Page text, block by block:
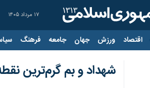
۱۷ مرداد ۱۴۰۵
اقتصاد ورزش جهان جامعه فرهنگ
شهداد و بم گرم‌ترین